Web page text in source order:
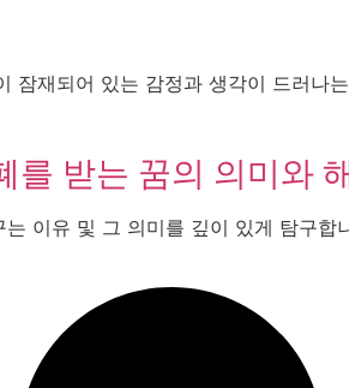
재되어 있는 감정과 생각이 드러나
를 받는 꿈의 의미와
이유 및 그 의미를 깊이 있게 탐구합